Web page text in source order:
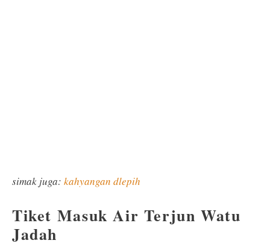
simak juga: kahyangan dlepih
Tiket Masuk Air Terjun Watu
Jadah